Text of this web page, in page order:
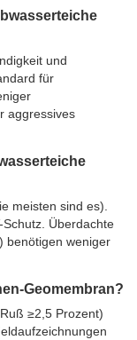
und
für
aggressives
meisten sind es).
Überdachte
benötigen weniger
Geomembran?
≥2,5 Prozent)